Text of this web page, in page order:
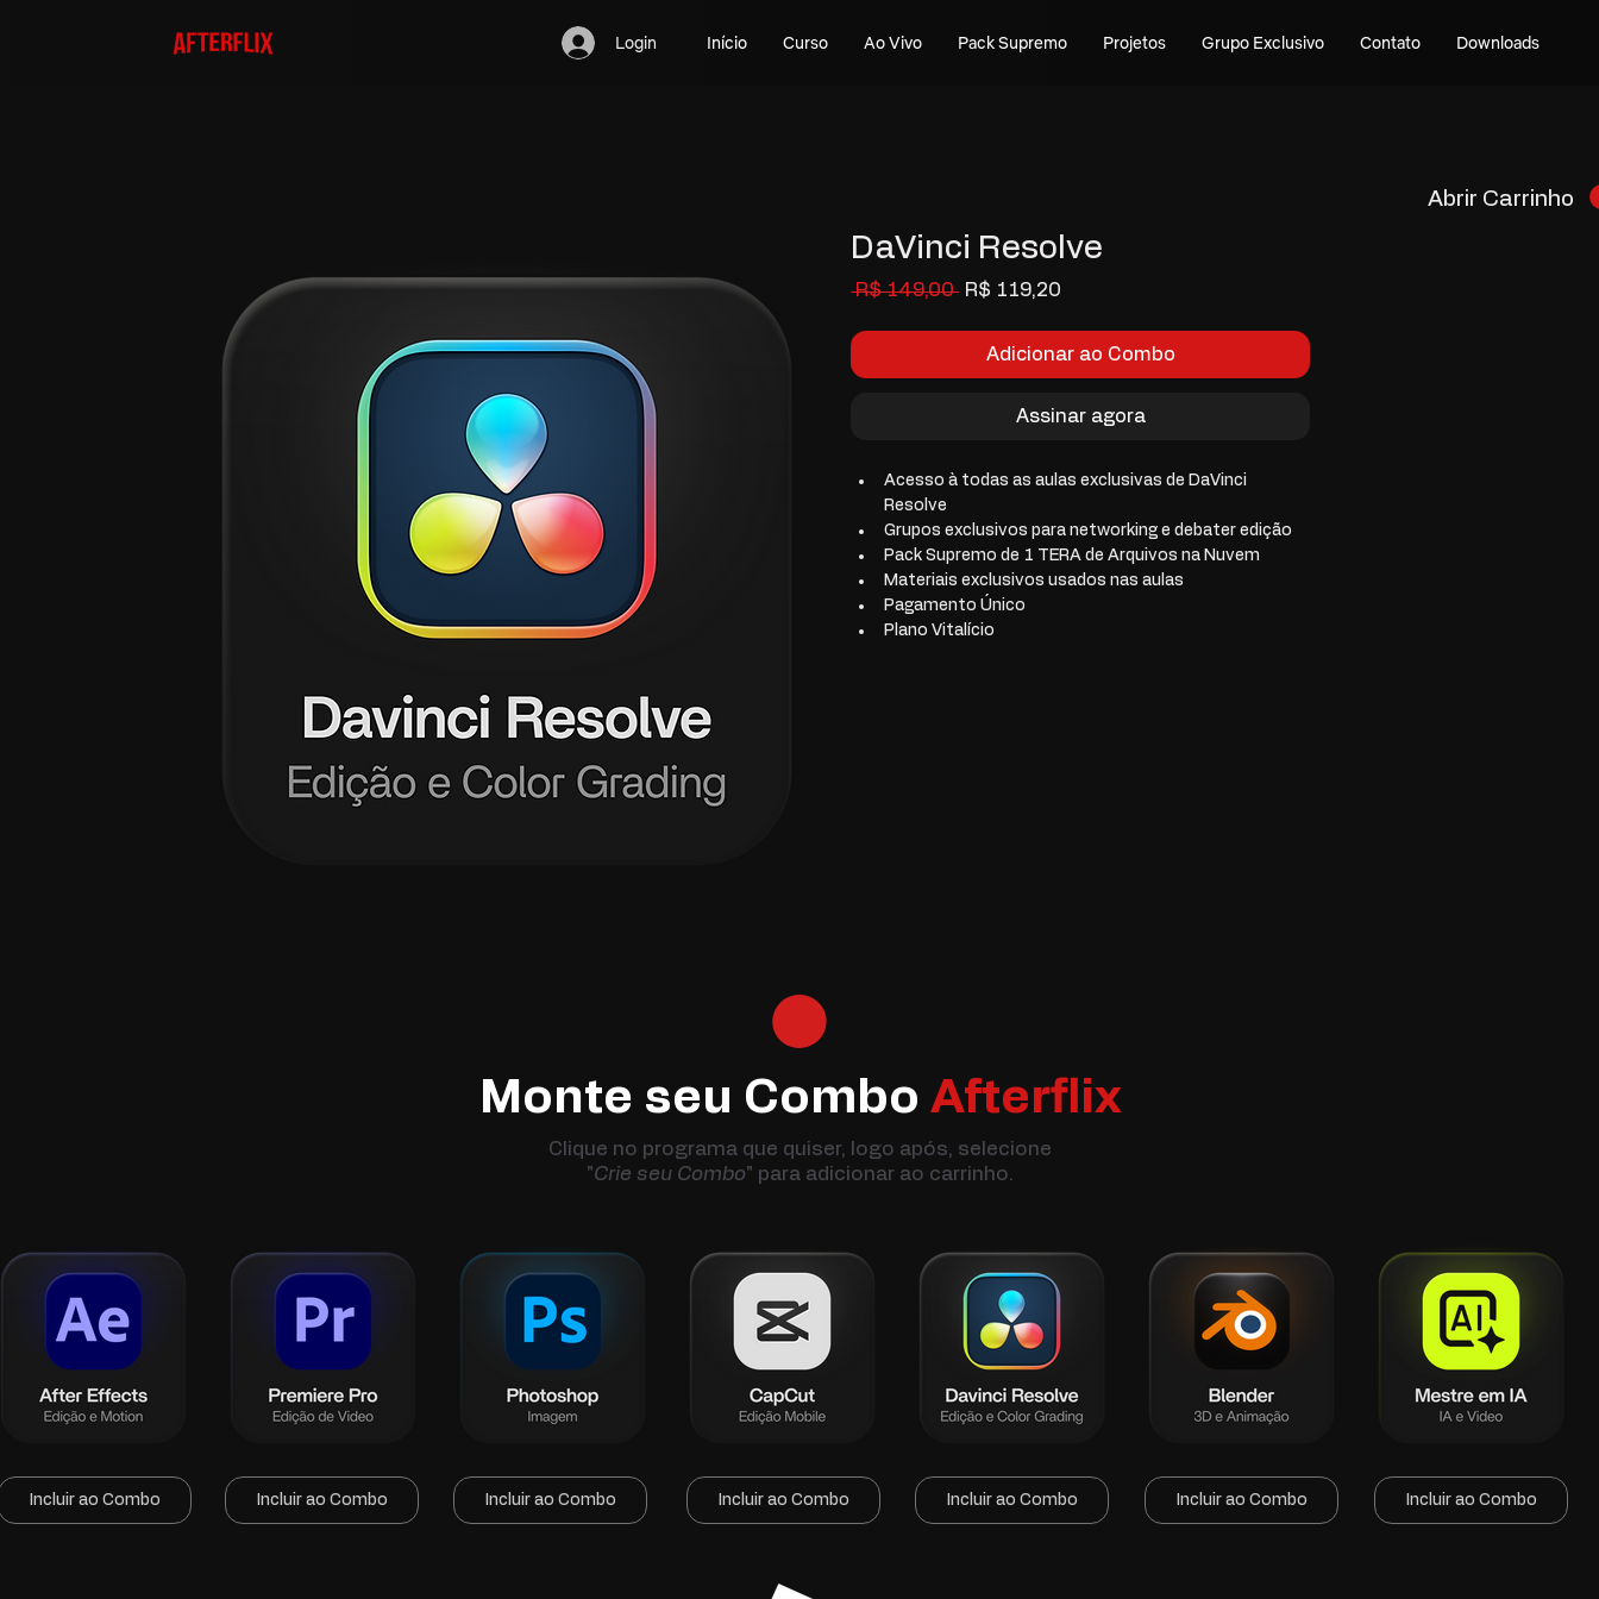
Login Início Curso Ao Vivo Pack Supremo Projetos Grupo Exclusivo Contato Downloads
Abrir Carrinho
DaVinci Resolve
R$ 149,00 Preço
R$ 119,20
Adicionar ao Combo
Assinar agora
Acesso à todas as aulas exclusivas de DaVinci
Resolve
Grupos exclusivos para networking e debater edição
Pack Supremo de 1 TERA de Arquivos na Nuvem
Materiais exclusivos usados nas aulas
Pagamento Único
Plano Vitalício
Monte seu Combo Afterflix
Clique no programa que quiser, logo após, selecione
"Crie seu Combo" para adicionar ao carrinho.
Incluir ao Combo Incluir ao Combo Incluir ao Combo Incluir ao Combo Incluir ao Combo Incluir ao Combo Incluir ao Combo